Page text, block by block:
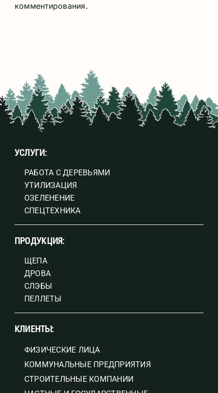
комментирования.
УСЛУГИ:
РАБОТА С ДЕРЕВЬЯМИ
УТИЛИЗАЦИЯ
ОЗЕЛЕНЕНИЕ
СПЕЦТЕХНИКА
ПРОДУКЦИЯ:
ЩЕПА
ДРОВА
СЛЭБЫ
ПЕЛЛЕТЫ
КЛИЕНТЫ:
ФИЗИЧЕСКИЕ ЛИЦА
КОММУНАЛЬНЫЕ ПРЕДПРИЯТИЯ
СТРОИТЕЛЬНЫЕ КОМПАНИИ